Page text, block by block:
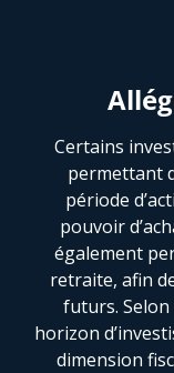
Certains
permettant
période
pouvoir
également
retraite, afin
futurs.
horizon
dimension